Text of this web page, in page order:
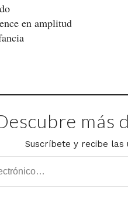
en amplitud
más
Suscríbete y recibe